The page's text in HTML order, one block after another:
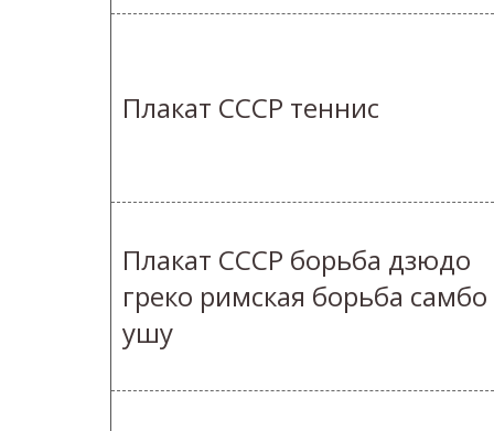
Плакат СССР теннис
Плакат СССР борьба дзюдо
греко римская борьба самбо
ушу